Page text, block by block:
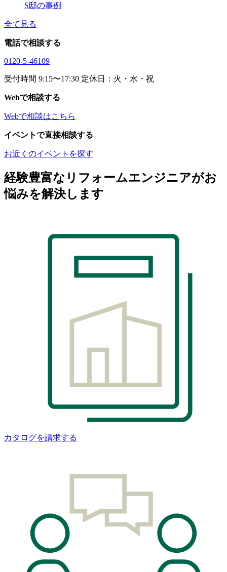
S邸の事例
全て見る
電話で相談する
0120-5-46109
受付時間 9:15〜17:30 定休日：火・水・祝
Webで相談する
Webで相談はこちら
イベントで直接相談する
お近くのイベントを探す
経験豊富なリフォームエンジニアがお
悩みを解決します
カタログを請求する